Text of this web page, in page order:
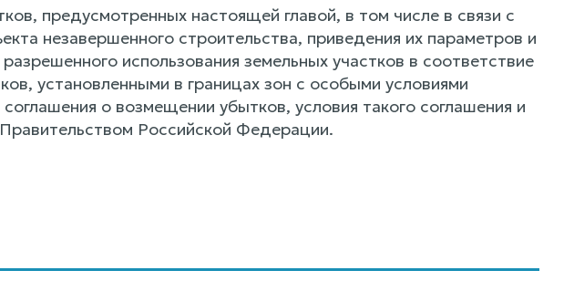
предусмотренных настоящей главой, в том числе в связи с
незавершенного строительства, приведения их параметров и
использования земельных участков в соответствие
установленными в границах зон с особыми условиями
о возмещении убытков, условия такого соглашения и
Российской Федерации.